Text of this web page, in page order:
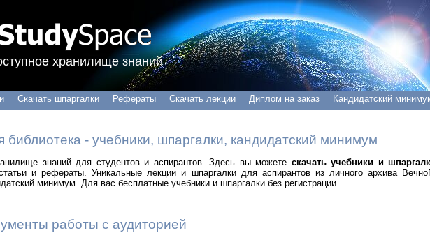
хранилище знаний
Скачать шпаргалки Рефераты Скачать лекции Диплом на заказ Кандидатский
библиотека - учебники, шпаргалки, кандидатский минимум
знаний для студентов и аспирантов. Здесь вы можете скачать учебники и
и рефераты. Уникальные лекции и шпаргалки для аспирантов из личного архива
минимум. Для вас бесплатные учебники и шпаргалки без регистрации.
работы с аудиторией